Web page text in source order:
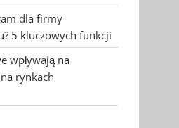
dla firmy
5 kluczowych funkcji
wpływają na
rynkach